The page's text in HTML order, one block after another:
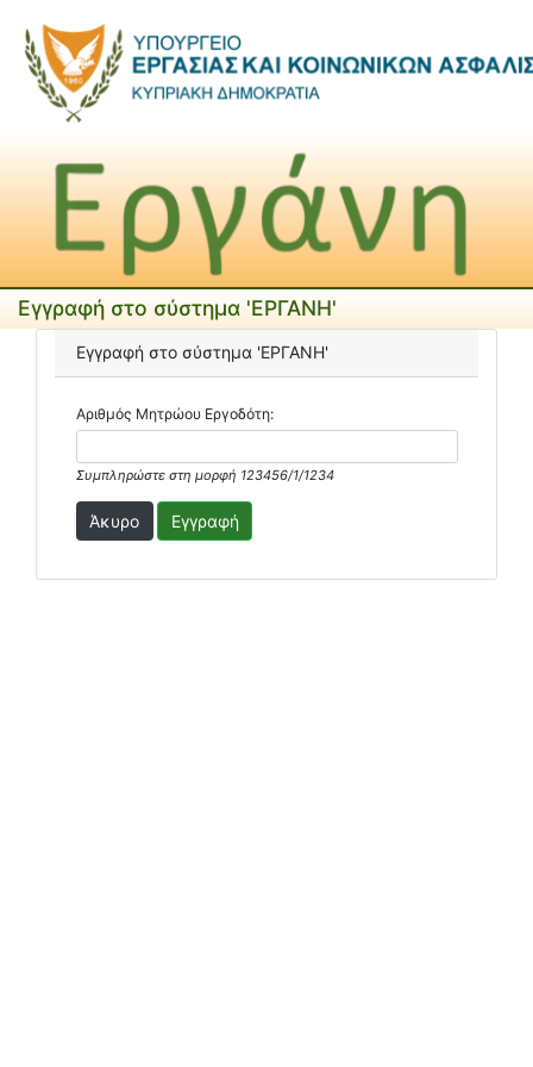
Εγγραφή στο σύστημα 'ΕΡΓΑΝΗ'
Εγγραφή στο σύστημα 'ΕΡΓΑΝΗ'
Αριθμός Μητρώου Εργοδότη:
Συμπληρώστε στη μορφή 123456/1/1234